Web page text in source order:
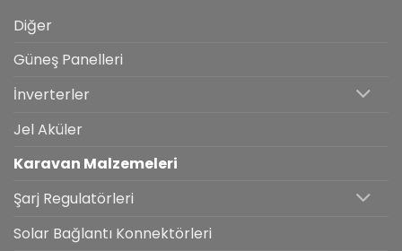
Diğer
Güneş Panelleri
İnverterler
Jel Aküler
Karavan Malzemeleri
Şarj Regulatörleri
Solar Bağlantı Konnektörleri